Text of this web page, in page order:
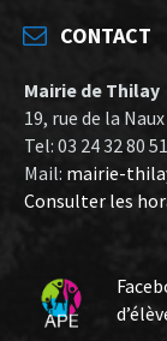
CONTACT
Mairie de Thilay
19, rue de la
Tel: 03 24 32 80 51
Mail: mairie-
Consulter les